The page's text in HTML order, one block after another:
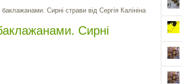
Сирні страви від Сергія Калініна
Сирні